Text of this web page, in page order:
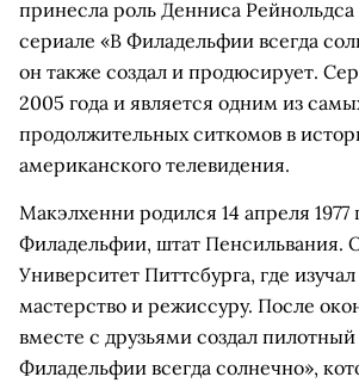
принесла роль Денниса
сериале «В Филадельфии всегда
он также создал и продюсирует.
2005 года и является одним из
продолжительных ситкомов в
американского телевидения.
Макэлхенни родился 14 апреля 1977
Филадельфии, штат Пенсильвания.
Университет Питтсбурга, где
мастерство и режиссуру. После
вместе с друзьями создал
Филадельфии всегда солнечно»,